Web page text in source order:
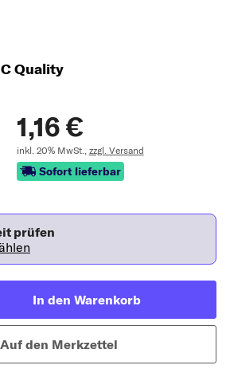
Quality
1,16 €
inkl. 20% MwSt., zzgl. Versand
Sofort lieferbar
prüfen
In den Warenkorb
Auf den Merkzettel